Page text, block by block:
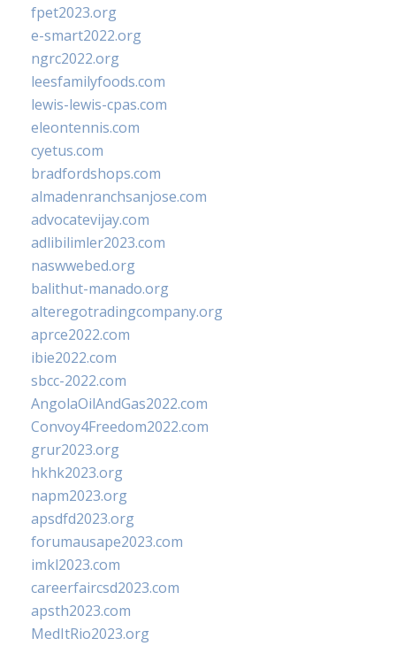
fpet2023.org
e-smart2022.org
ngrc2022.org
leesfamilyfoods.com
lewis-lewis-cpas.com
eleontennis.com
cyetus.com
bradfordshops.com
almadenranchsanjose.com
advocatevijay.com
adlibilimler2023.com
naswwebed.org
balithut-manado.org
alteregotradingcompany.org
aprce2022.com
ibie2022.com
sbcc-2022.com
AngolaOilAndGas2022.com
Convoy4Freedom2022.com
grur2023.org
hkhk2023.org
napm2023.org
apsdfd2023.org
forumausape2023.com
imkl2023.com
careerfaircsd2023.com
apsth2023.com
MedItRio2023.org